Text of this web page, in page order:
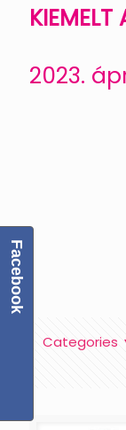
2023.
Categories
Facebook